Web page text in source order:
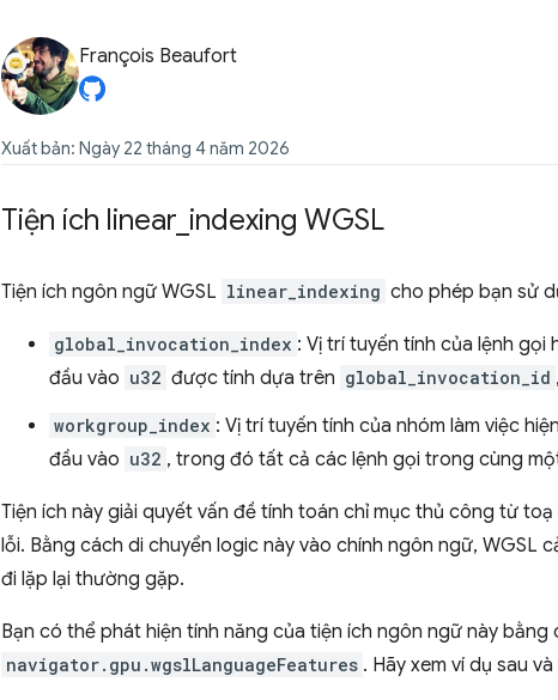
François Beaufort
Xuất bản: Ngày 22 tháng 4 năm 2026
Tiện ích linear indexing WGSL
Tiện ích ngôn ngữ WGSL linear_indexing cho phép bạn sử
global_invocation_index : Vị trí tuyến tính của lệnh
đầu vào u32 được tính dựa trên global_invocation_id ,
workgroup_index : Vị trí tuyến tính của nhóm làm việc
đầu vào u32 , trong đó tất cả các lệnh gọi trong cùng
Tiện ích này giải quyết vấn đề tính toán chỉ mục thủ công từ
lỗi. Bằng cách di chuyển logic này vào chính ngôn ngữ, WGSL
đi lặp lại thường gặp.
Bạn có thể phát hiện tính năng của tiện ích ngôn ngữ này bằng
navigator.gpu.wgslLanguageFeatures . Hãy xem ví dụ sau và